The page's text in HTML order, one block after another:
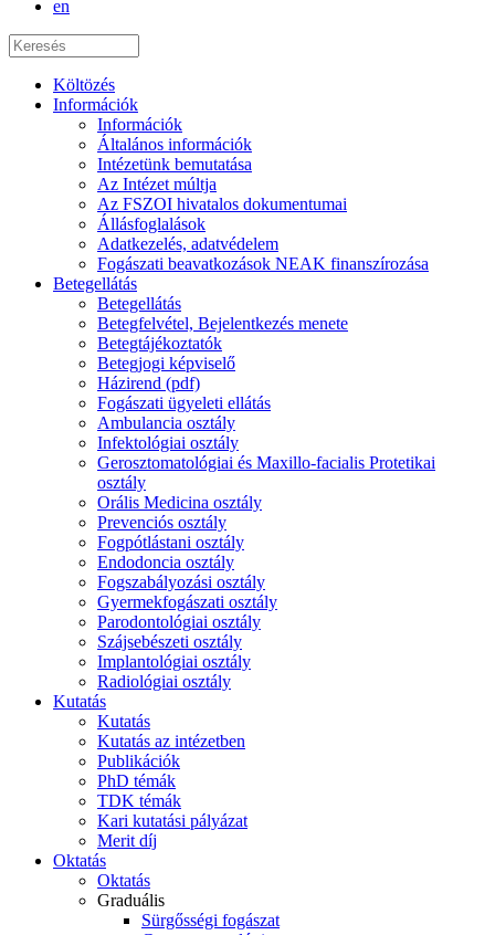
en
Költözés
Információk
Információk
Általános információk
Intézetünk bemutatása
Az Intézet múltja
Az FSZOI hivatalos dokumentumai
Állásfoglalások
Adatkezelés, adatvédelem
Fogászati beavatkozások NEAK finanszírozása
Betegellátás
Betegellátás
Betegfelvétel, Bejelentkezés menete
Betegtájékoztatók
Betegjogi képviselő
Házirend (pdf)
Fogászati ügyeleti ellátás
Ambulancia osztály
Infektológiai osztály
Gerosztomatológiai és Maxillo-facialis Protetikai
osztály
Orális Medicina osztály
Prevenciós osztály
Fogpótlástani osztály
Endodoncia osztály
Fogszabályozási osztály
Gyermekfogászati osztály
Parodontológiai osztály
Szájsebészeti osztály
Implantológiai osztály
Radiológiai osztály
Kutatás
Kutatás
Kutatás az intézetben
Publikációk
PhD témák
TDK témák
Kari kutatási pályázat
Merit díj
Oktatás
Oktatás
Graduális
Sürgősségi fogászat